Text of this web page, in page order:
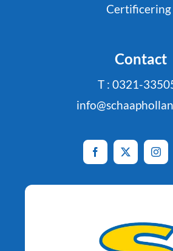
Certificering
Contact
T : 0321-